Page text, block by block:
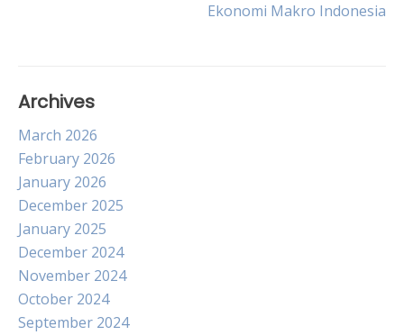
Ekonomi Makro Indonesia
Archives
March 2026
February 2026
January 2026
December 2025
January 2025
December 2024
November 2024
October 2024
September 2024